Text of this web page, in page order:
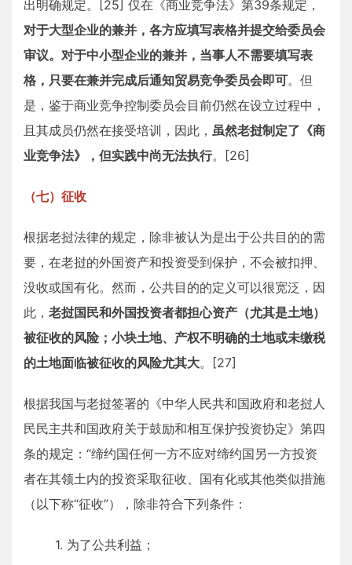
出明确规定。[25] 仅在《商业竞争法》第39条规定，
对于大型企业的兼并，各方应填写表格并提交给委员会
审议。对于中小型企业的兼并，当事人不需要填写表
格，只要在兼并完成后通知贸易竞争委员会即可。但
是，鉴于商业竞争控制委员会目前仍然在设立过程中，
且其成员仍然在接受培训，因此， 虽然老挝制定了《商
业竞争法》，但实践中尚无法执行。[26]
（七）征收
根据老挝法律的规定，除非被认为是出于公共目的的需
要，在老挝的外国资产和投资受到保护，不会被扣押、
没收或国有化。然而，公共目的的定义可以很宽泛，因
此， 老挝国民和外国投资者都担心资产（尤其是土地）
被征收的风险；小块土地、产权不明确的土地或未缴税
的土地面临被征收的风险尤其大。[27]
根据我国与老挝签署的《中华人民共和国政府和老挝人
民民主共和国政府关于鼓励和相互保护投资协定》第四
条的规定：“缔约国任何一方不应对缔约国另一方投资
者在其领土内的投资采取征收、国有化或其他类似措施
（以下称“征收”），除非符合下列条件：
1. 为了公共利益；